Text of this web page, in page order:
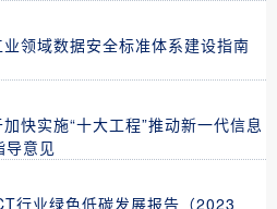
领域数据安全标准体系建设指南
快实施“十大工程”推动新一代信息
导意见
行业绿色低碳发展报告（2023